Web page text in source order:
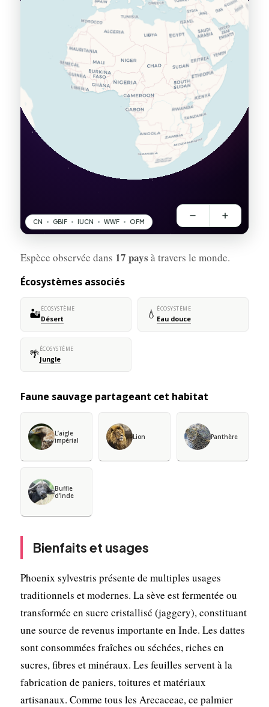
Espèce observée dans 17 pays à travers le monde.
Écosystèmes associés
🏜️ÉCOSYSTÈME
Désert 💧 ÉCOSYSTÈME
Eau douce
🌴ÉCOSYSTÈME
Jungle
Faune sauvage partageant cet habitat
L’aigle
impérial
Lion Panthère
Buffle
d'Inde
Bienfaits et usages
Phoenix sylvestris présente de multiples usages
traditionnels et modernes. La sève est fermentée ou
transformée en sucre cristallisé (jaggery), constituant
une source de revenus importante en Inde. Les dattes
sont consommées fraîches ou séchées, riches en
sucres, fibres et minéraux. Les feuilles servent à la
fabrication de paniers, toitures et matériaux
artisanaux. Comme tous les Arecaceae, ce palmier